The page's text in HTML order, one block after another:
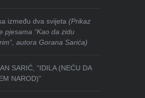
između dva svijeta(Prikaz
pjesama “Kao da zidu
autora Gorana Sarića)
SARIĆ, “IDILA (NEĆU DA
NAROD)”